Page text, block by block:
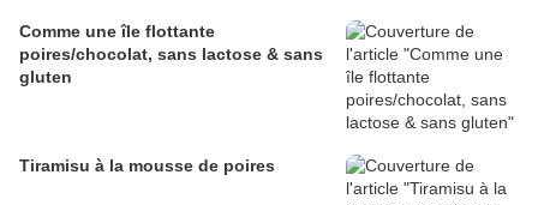
Comme une île flottante
poires/chocolat, sans lactose & sans
gluten
Tiramisu à la mousse de poires